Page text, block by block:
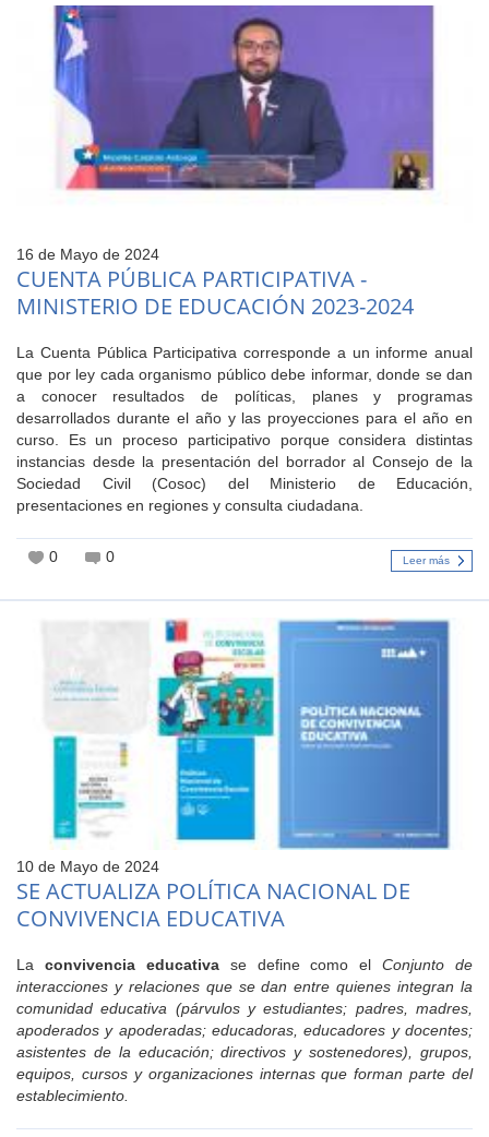
16 de Mayo de 2024
CUENTA PÚBLICA PARTICIPATIVA -
MINISTERIO DE EDUCACIÓN 2023-2024
La Cuenta Pública Participativa corresponde a un informe anual
que por ley cada organismo público debe informar, donde se dan
a conocer resultados de políticas, planes y programas
desarrollados durante el año y las proyecciones para el año en
curso. Es un proceso participativo porque considera distintas
instancias desde la presentación del borrador al Consejo de la
Sociedad Civil (Cosoc) del Ministerio de Educación,
presentaciones en regiones y consulta ciudadana.
0 0 Leer más
10 de Mayo de 2024
SE ACTUALIZA POLÍTICA NACIONAL DE
CONVIVENCIA EDUCATIVA
La convivencia educativase define como elConjunto de
interacciones y relaciones que se dan entre quienes integran la
comunidad educativa (párvulos y estudiantes; padres, madres,
apoderados y apoderadas; educadoras, educadores y docentes;
asistentes de la educación; directivos y sostenedores), grupos,
equipos, cursos y organizaciones internas que forman parte del
establecimiento.